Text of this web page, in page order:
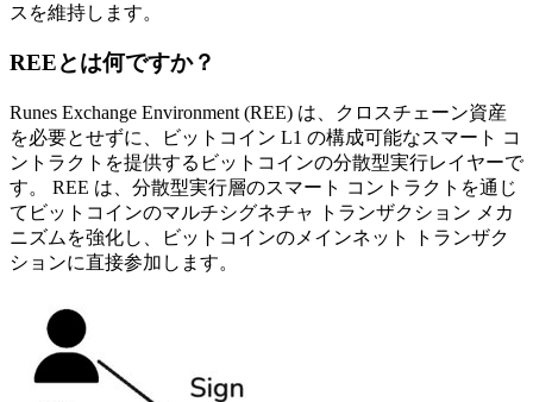
スを維持します。
REEとは何ですか？
Runes Exchange Environment (REE) は、クロスチェーン資産
を必要とせずに、ビットコイン L1 の構成可能なスマート コ
ントラクトを提供するビットコインの分散型実行レイヤーで
す。 REE は、分散型実行層のスマート コントラクトを通じ
てビットコインのマルチシグネチャ トランザクション メカ
ニズムを強化し、ビットコインのメインネット トランザク
ションに直接参加します。